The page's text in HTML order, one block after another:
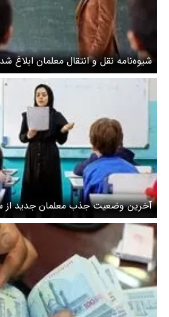
شیوه‌نامه نقل و انتقال معلمان ابلاغ
طریق سامانه دریافت می‌شود +
آخرین وضعیت جذب معلمان جدید